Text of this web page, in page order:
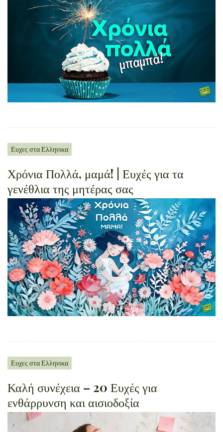
Ευχες στα Ελληνικα
Χρόνια Πολλά, μαμά! | Ευχές για τα
γενέθλια της μητέρας σας
Ευχες στα Ελληνικα
Καλή συνέχεια – 20 Ευχές για
ενθάρρυνση και αισιοδοξία